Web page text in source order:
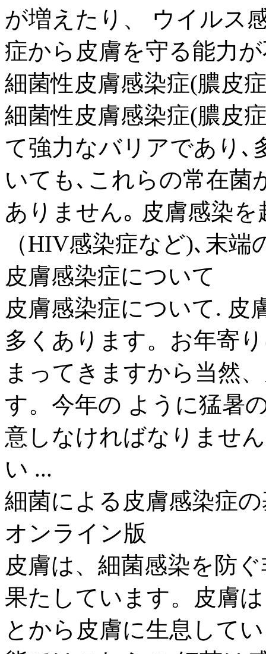
が増えたり、 ウイルス
症から皮膚を守る能力
細菌性皮膚感染症(膿皮
細菌性皮膚感染症(膿皮
て強力なバリアであり､
いても､これらの常在菌
ありません｡ 皮膚感染
（HIV感染症など)､末
皮膚感染症について
皮膚感染症について. 皮
多くあります。お年寄
まってきますから当然
す。今年の ように猛暑
意しなければなりませ
い ...
細菌による皮膚感染症
オンライン版
皮膚は、細菌感染を防
果たしています。皮膚
とから皮膚に生息して